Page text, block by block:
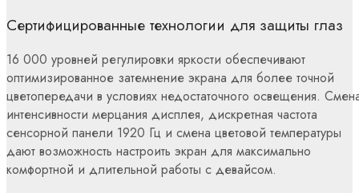
Сертифицированные технологии для защиты глаз
16 000 уровней регулировки яркости обеспечивают
оптимизированное затемнение экрана для более точной
цветопередачи в условиях недостаточного освещения.
интенсивности мерцания дисплея, дискретная частота
сенсорной панели 1920 Гц и смена цветовой температуры
дают возможность настроить экран для максимально
комфортной и длительной работы с девайсом.